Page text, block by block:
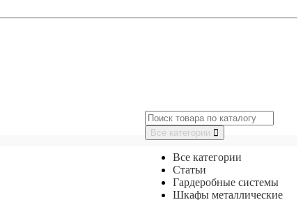
Все категории
Все категории
Статьи
Гардеробные системы
Шкафы металлические